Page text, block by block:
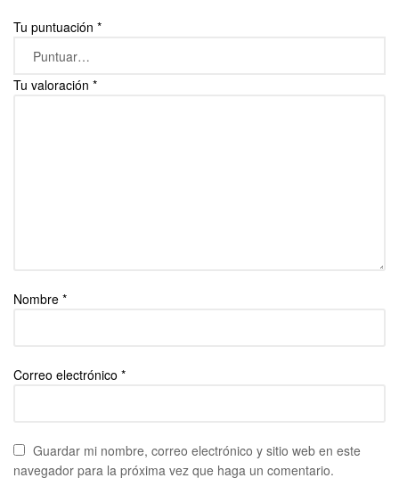
Tu puntuación *
Tu valoración *
Nombre *
Correo electrónico *
Guardar mi nombre, correo electrónico y sitio web en este
navegador para la próxima vez que haga un comentario.